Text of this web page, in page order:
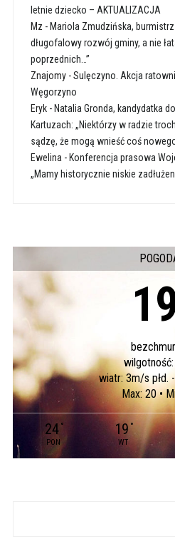
letnie dziecko – AKTUALIZACJA
Mz - Mariola Zmudzińska,
długofalowy rozwój gminy, a nie
poprzednich…”
Znajomy-Sulęczyno. Akcja
Węgorzyno
Eryk- Natalia Gronda, kandydatka
Kartuzach: „Niektórzy w radzie
sądzę, że mogą wnieść coś
Ewelina - Konferencja prasowa
„Mamy historycznie niskie
wilgotność:
wiatr: 3m/s płd.
Max: 20 •
24 °
PON
19°
WT